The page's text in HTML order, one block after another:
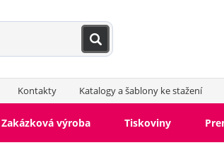
Kontakty Katalogy a šablony ke stažení
Zakázková výroba Tiskoviny